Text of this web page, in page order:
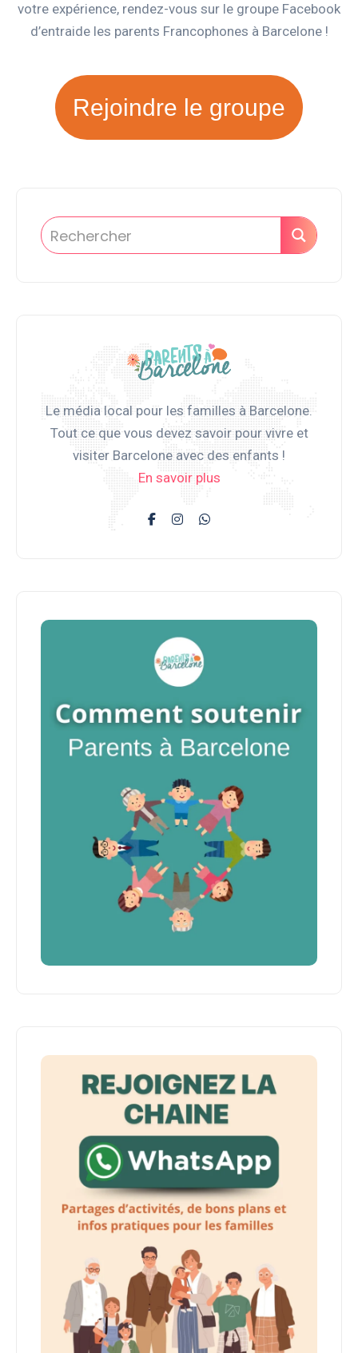
votre expérience, rendez-vous sur le groupe Facebook
d’entraide les parents Francophones à Barcelone !
Rejoindre le groupe
Le média local pour les familles à Barcelone.
Tout ce que vous devez savoir pour vivre et
visiter Barcelone avec des enfants !
En savoir plus